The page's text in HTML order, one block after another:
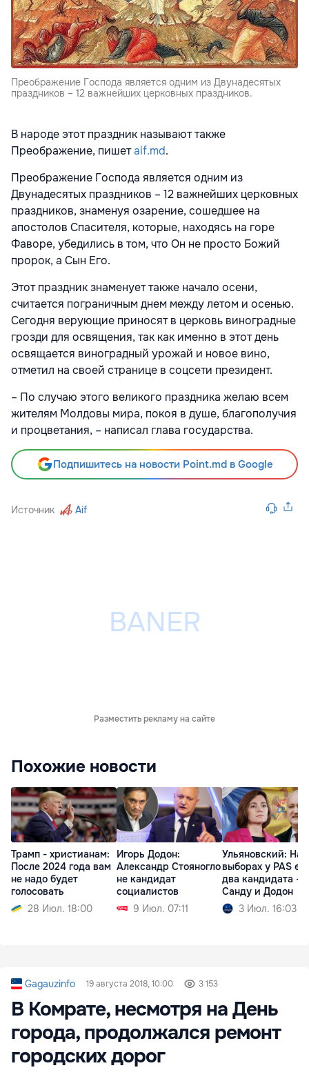
Преображение Господа является одним из Двунадесятых
праздников – 12 важнейших церковных праздников.
В народе этот праздник называют также
Преображение, пишетaif.md.
Преображение Господа является одним из
Двунадесятых праздников – 12 важнейших церковных
праздников, знаменуя озарение, сошедшее на
апостолов Спасителя, которые, находясь на горе
Фаворе, убедились в том, что Он не просто Божий
пророк, a Сын Его.
Этот праздник знаменует также начало осени,
считается пограничным днем между летом и осенью.
Сегодня верующие приносят в церковь виноградные
грозди для освящения, так как именно в этот день
освящается виноградный урожай и новое вино,
отметил на своей странице в соцсети президент.
– По случаю этого великого праздника желаю всем
жителям Молдовы мира, покоя в душе, благополучия
и процветания, – написал глава государства.
Подпишитесь на новости Point.md в Google
Источник Aif
Разместить рекламу на сайте
Похожие новости
Трамп - христианам:
После 2024 года вам
не надо будет
голосовать
28 Июл. 18:00
Игорь Додон:
Александр Стояногло
не кандидат
социалистов
9 Июл. 07:11
Ульяновский: На
выборах у PAS
два кандидата -
Санду и Додон
3 Июл. 16:03
Gagauzinfo 19 августа 2018, 10:00 3 153
В Комрате, несмотря на День
города, продолжался ремонт
городских дорог